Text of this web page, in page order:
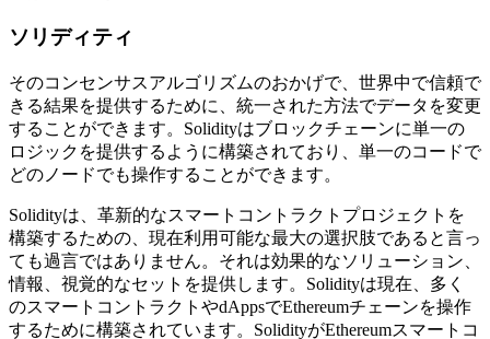
ソリディティ
そのコンセンサスアルゴリズムのおかげで、世界中で信頼で
きる結果を提供するために、統一された方法でデータを変更
することができます。Solidityはブロックチェーンに単一の
ロジックを提供するように構築されており、単一のコードで
どのノードでも操作することができます。
Solidityは、革新的なスマートコントラクトプロジェクトを
構築するための、現在利用可能な最大の選択肢であると言っ
ても過言ではありません。それは効果的なソリューション、
情報、視覚的なセットを提供します。Solidityは現在、多く
のスマートコントラクトやdAppsでEthereumチェーンを操作
するために構築されています。SolidityがEthereumスマートコ